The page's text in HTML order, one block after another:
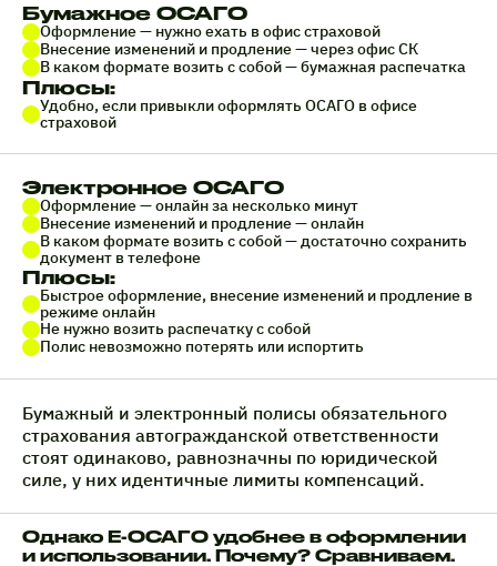
Бумажное ОСАГО
Оформление — нужно ехать в офис страховой
Внесение изменений и продление — через офис СК
В каком формате возить с собой — бумажная распечатка
Плюсы:
Удобно, если привыкли оформлять ОСАГО в офисе
страховой
Электронное ОСАГО
Оформление — онлайн за несколько минут
Внесение изменений и продление — онлайн
В каком формате возить с собой — достаточно сохранить
документ в телефоне
Плюсы:
Быстрое оформление, внесение изменений и продление в
режиме онлайн
Не нужно возить распечатку с собой
Полис невозможно потерять или испортить
Бумажный и электронный полисы обязательного
страхования автогражданской ответственности
стоят одинаково, равнозначны по юридической
силе, у них идентичные лимиты компенсаций.
Однако Е-ОСАГО удобнее в оформлении
и использовании. Почему? Сравниваем.